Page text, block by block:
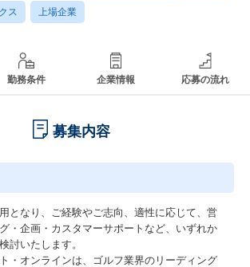
ス 上場企業
勤務条件 企業情報 応募の流れ
募集内容
となり、ご経験やご志向、適性に応じて、営
・企画・カスタマーサポートなど、いずれか
討いたします。
・オンラインは、ゴルフ業界のリーディング